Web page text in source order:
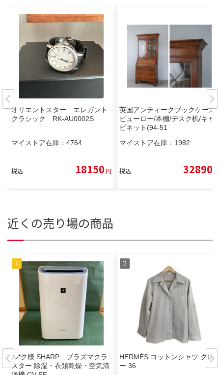
オリエントスター エレガント
クラシック RK-AU0002S
マイストア在庫： 4764
税込 18150円
英国アンティークブックケース
ビューロー/本棚/デスク机/キャ
ビネット(94-51
マイストア在庫： 1982
税込 32890
近くの売り場の商品
ル*ク様 SHARP プラズマクラ
スター 除湿・衣類乾燥・空気清
HERMÈS コットンシャツ グレ
ー 36